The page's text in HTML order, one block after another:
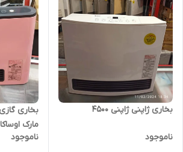
بخاری ژاپنی ژاپنی 4500
ناموجود
مارک اوساکا
ناموجود